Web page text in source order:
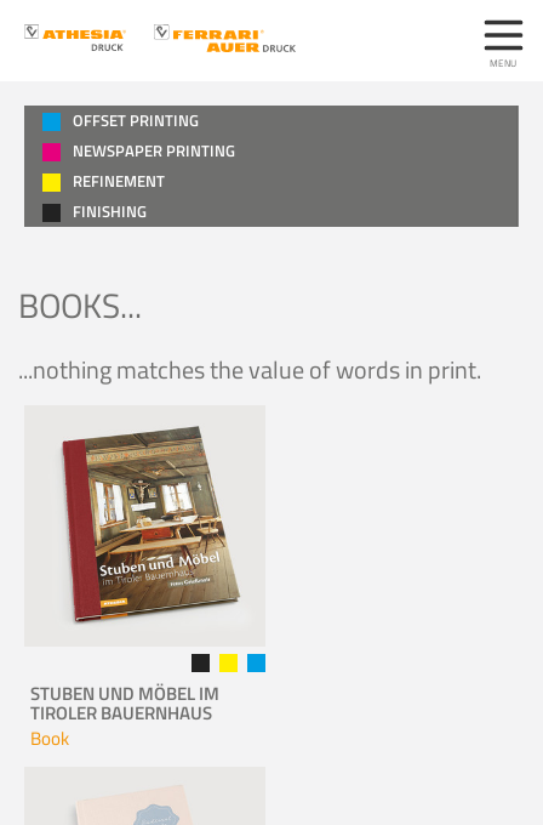
OFFSET PRINTING
NEWSPAPER PRINTING
REFINEMENT
FINISHING
BOOKS...
...nothing matches the value of words in print.
STUBEN UND MÖBEL IM
TIROLER BAUERNHAUS
Book